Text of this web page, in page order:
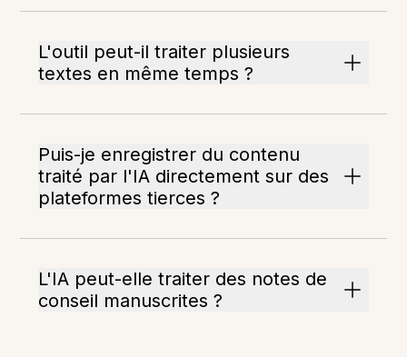
L'outil peut-il traiter plusieurs
textes en même temps ?
Puis-je enregistrer du contenu
traité par l'IA directement sur des
plateformes tierces ?
L'IA peut-elle traiter des notes de
conseil manuscrites ?